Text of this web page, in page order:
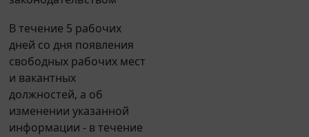
В течение 5 рабочих
дней со дня появления
свободных рабочих мест
и вакантных
должностей, а об
изменении указанной
информации - в течение